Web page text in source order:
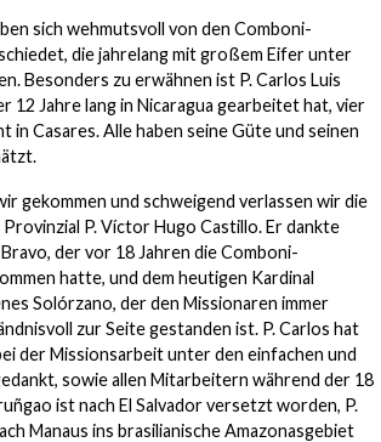
sich wehmutsvoll von den Comboni-
die jahrelang mit großem Eifer unter
Besonders zu erwähnen ist P. Carlos Luis
12 Jahre lang in Nicaragua gearbeitet hat, vier
in Casares. Alle haben seine Güte und seinen
gekommen und schweigend verlassen wir die
Provinzial P. Víctor Hugo Castillo. Er dankte
der vor 18 Jahren die Comboni-
hatte, und dem heutigen Kardinal
Solórzano, der den Missionaren immer
zur Seite gestanden ist. P. Carlos hat
der Missionsarbeit unter den einfachen und
sowie allen Mitarbeitern während der 18
ist nach El Salvador versetzt worden, P.
Manaus ins brasilianische Amazonasgebiet